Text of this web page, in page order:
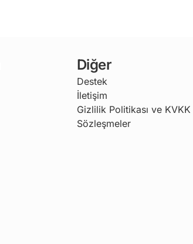
Diğer
Destek
İletişim
Gizlilik Politikası ve KVKK
Sözleşmeler